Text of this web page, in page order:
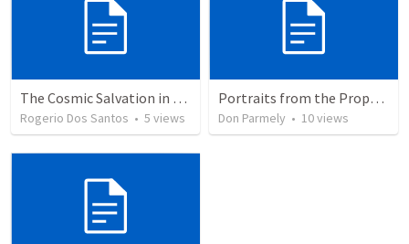
The Cosmic Salvation in the Fullness of Time
Rogerio Dos Santos • 5 views
Portraits from the Prophets: The Time of the Birth of Jesus
Don Parmely • 10views